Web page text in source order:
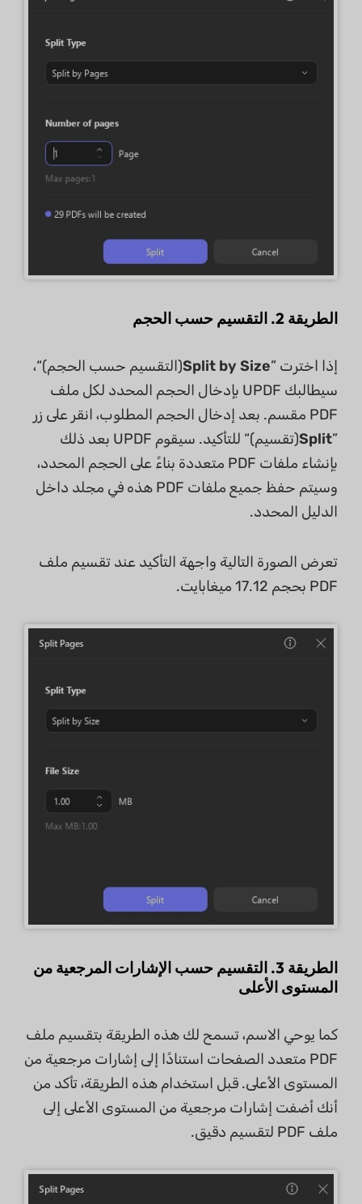
الطريقة 2. التقسيم حسب الحجم
إذا اخترت ”Split by Size(التقسيم حسب الحجم)“،
سيطالبك UPDF بإدخال الحجم المحدد لكل ملف
PDF مقسم. بعد إدخال الحجم المطلوب، انقر على زر
”
Split
(تقسيم)“ للتأكيد. سيقوم UPDF بعد ذلك
بإنشاء ملفات PDF متعددة بناءً على الحجم المحدد،
وسيتم حفظ جميع ملفات PDF هذه في مجلد داخل
الدليل المحدد.
تعرض الصورة التالية واجهة التأكيد عند تقسيم ملف
PDF بحجم 17.12 ميغابايت.
الطريقة 3. التقسيم حسب الإشارات المرجعية من
المستوى الأعلى
كما يوحي الاسم، تسمح لك هذه الطريقة بتقسيم ملف
PDF متعدد الصفحات استنادًا إلى إشارات مرجعية من
المستوى الأعلى. قبل استخدام هذه الطريقة، تأكد من
أنك أضفت إشارات مرجعية من المستوى الأعلى إلى
ملف PDF لتقسيم دقيق.